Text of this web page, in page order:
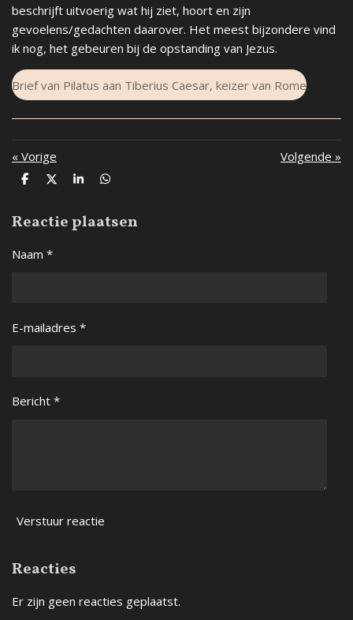
beschrijft uitvoerig wat hij ziet, hoort en zijn
gevoelens/gedachten daarover. Het meest bijzondere vind
ik nog, het gebeuren bij de opstanding van Jezus.
Brief van Pilatus aan Tiberius Caesar, keizer van Rome
« Vorige Volgende »
D
e
n
D
l
S
r
e
D
e
n
Reactie plaatsen
Naam *
E-mailadres *
Bericht *
Verstuur reactie
Reacties
Er zijn geen reacties geplaatst.